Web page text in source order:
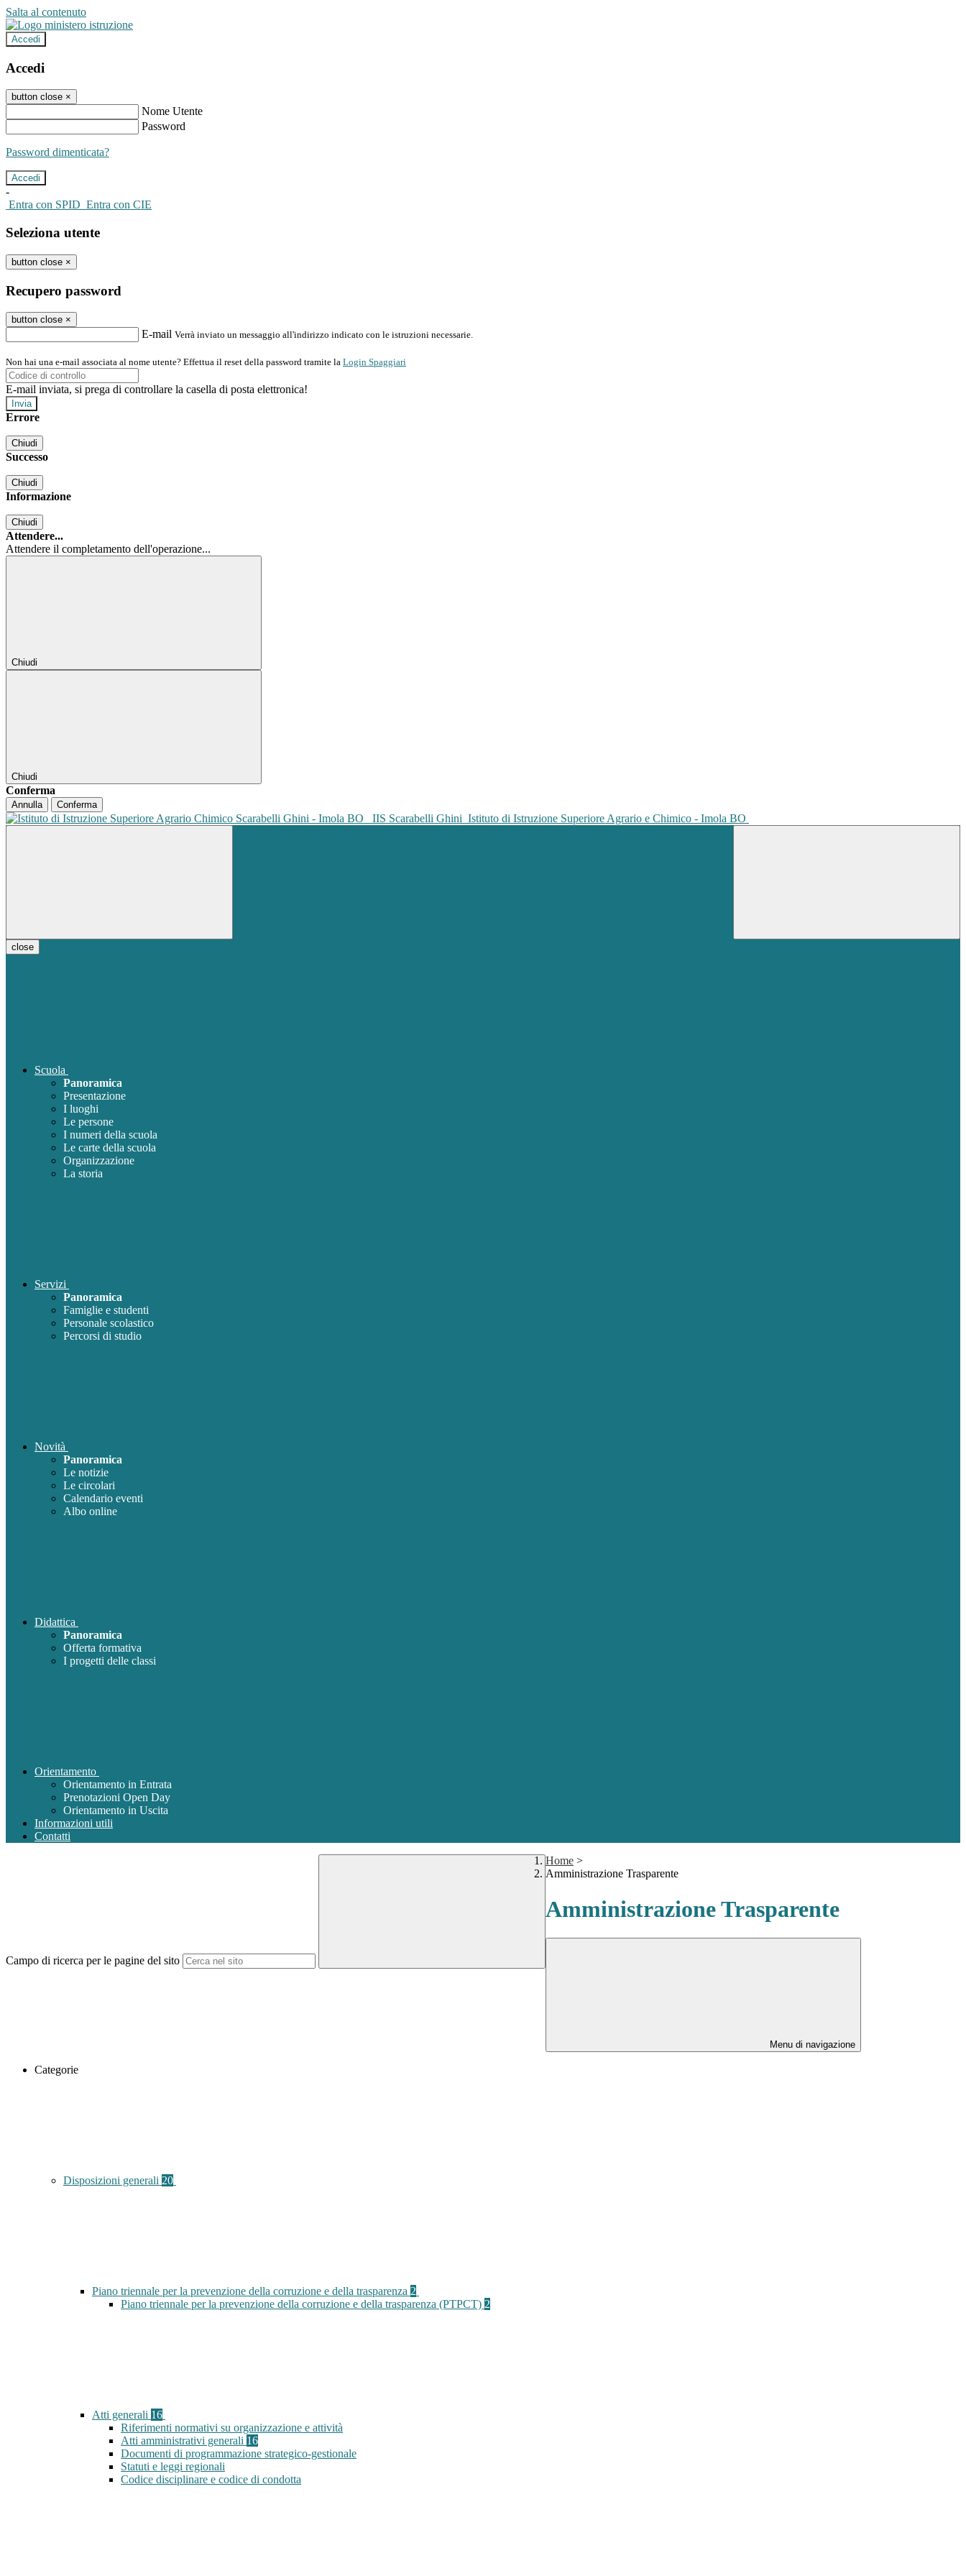
Salta al contenuto
Accedi
Accedi
button close ×
Nome Utente
Password
Password dimenticata?
-
Entra con SPID Entra con CIE
Seleziona utente
button close ×
Recupero password
button close ×
E-mail Verrà inviato un messaggio all'indirizzo indicato con le istruzioni necessarie.
Non hai una e-mail associata al nome utente? Effettua il reset della password tramite la Login Spaggiari
E-mail inviata, si prega di controllare la casella di posta elettronica!
Errore
Chiudi
Successo
Chiudi
Informazione
Chiudi
Attendere...
Attendere il completamento dell'operazione...
Chiudi
Chiudi
Conferma
Annulla Conferma
IIS Scarabelli Ghini Istituto di Istruzione Superiore Agrario e Chimico - Imola BO
close
Scuola
Panoramica
Presentazione
I luoghi
Le persone
I numeri della scuola
Le carte della scuola
Organizzazione
La storia
Servizi
Panoramica
Famiglie e studenti
Personale scolastico
Percorsi di studio
Novità
Panoramica
Le notizie
Le circolari
Calendario eventi
Albo online
Didattica
Panoramica
Offerta formativa
I progetti delle classi
Orientamento
Orientamento in Entrata
Prenotazioni Open Day
Orientamento in Uscita
Informazioni utili
Contatti
Campo di ricerca per le pagine del sito
Home >
Amministrazione Trasparente
Amministrazione Trasparente
Menu di navigazione
Categorie
Disposizioni generali 20
Piano triennale per la prevenzione della corruzione e della trasparenza 2
Piano triennale per la prevenzione della corruzione e della trasparenza (PTPCT) 2
Atti generali 16
Riferimenti normativi su organizzazione e attività
Atti amministrativi generali 16
Documenti di programmazione strategico-gestionale
Statuti e leggi regionali
Codice disciplinare e codice di condotta